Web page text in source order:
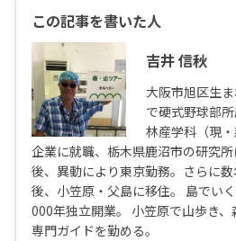
この記事を書いた人
吉井 信秋
大阪市旭区生
で硬式野球部
林産学科（現
企業に就職、栃木県鹿沼市の研究
後、異動により東京勤務。さらに
後、小笠原・父島に移住。 島でい
000年独立開業。 小笠原で山歩き
専門ガイドを勤める。